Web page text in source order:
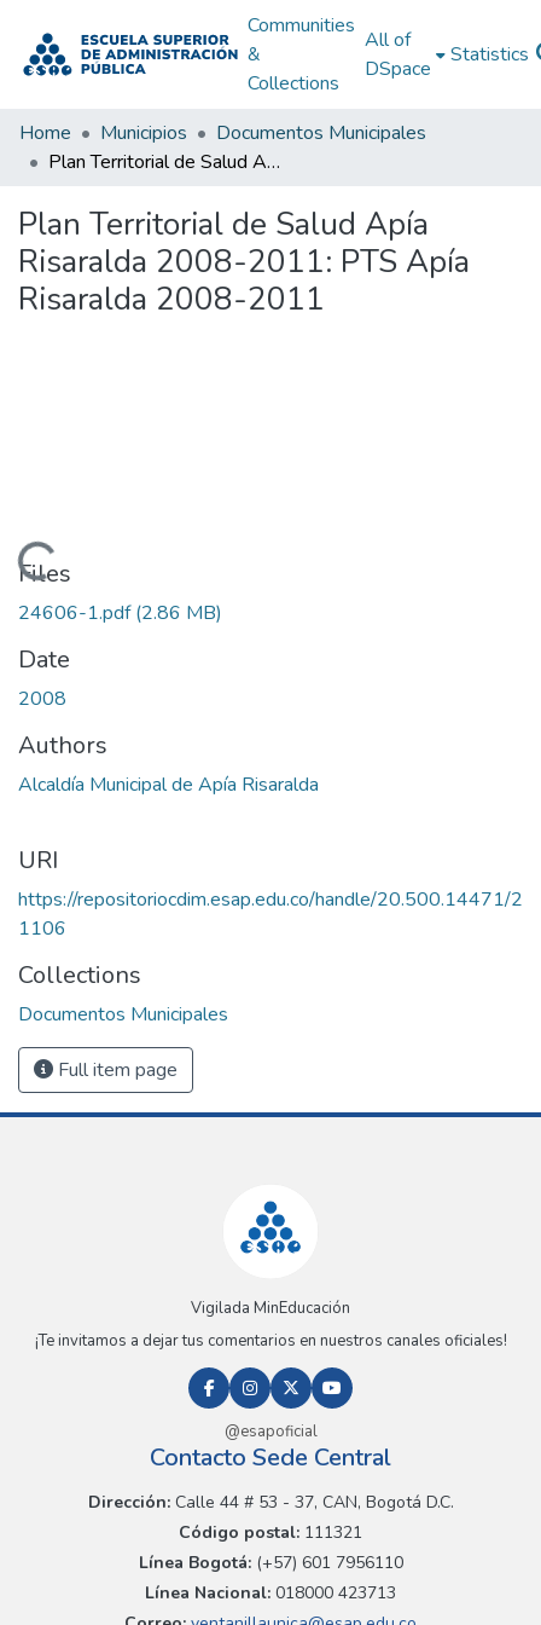
Communities
&
Collections
All of
DSpace
Statistics
Home Municipios
Documentos Municipales
Plan Territorial de Salud Apía Risaralda 2008-2011: PTS Apía Risaralda 2008-2011
Plan Territorial de Salud Apía
Risaralda 2008-2011: PTS Apía
Risaralda 2008-2011
Loading...
Files
24606-1.pdf(2.86 MB)
Date
2008
Authors
Alcaldía Municipal de Apía Risaralda
URI
https://repositoriocdim.esap.edu.co/handle/20.500.14471/2
1106
Collections
Documentos Municipales
Full item page
Vigilada MinEducación
¡Te invitamos a dejar tus comentarios en nuestros canales oficiales!
@esapoficial
Contacto Sede Central
Dirección:Calle 44 # 53 - 37, CAN, Bogotá D.C.
Código postal: 111321
Línea Bogotá:(+57) 601 7956110
Línea Nacional: 018000 423713